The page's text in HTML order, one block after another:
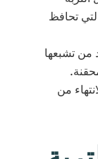
تحافظ
من تشبعها
من